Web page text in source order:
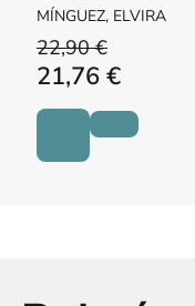
MÍNGUEZ, ELVIRA
22,90 €
21,76 €